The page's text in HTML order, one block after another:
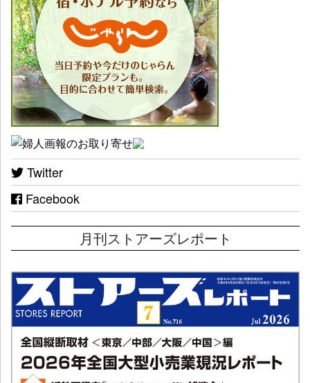
Twitter
Facebook
月刊ストアーズレポート